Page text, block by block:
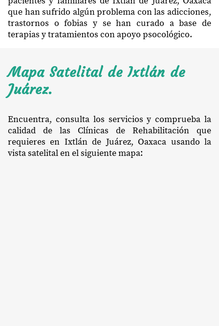
que han sufrido algún problema con las adicciones,
trastornos o fobias y se han curado a base de
terapias y tratamientos con apoyo psocológico.
Mapa Satelital de Ixtlán de
Juárez.
Encuentra, consulta los servicios y comprueba la
calidad de las Clínicas de Rehabilitación que
requieres en Ixtlán de Juárez, Oaxaca usando la
vista satelital en el siguiente mapa: